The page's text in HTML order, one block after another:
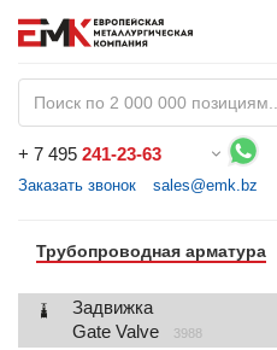
+ 7 495 241-23-63
Заказать звонок sales@emk.bz
Трубопроводная арматура
Задвижка
Gate Valve
3988